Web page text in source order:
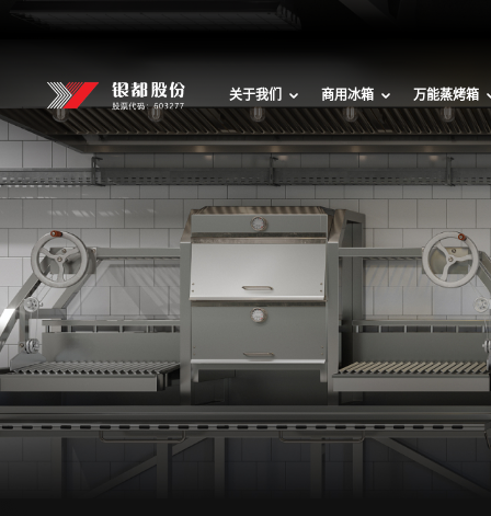
关于我们 商用冰箱 万能蒸烤箱